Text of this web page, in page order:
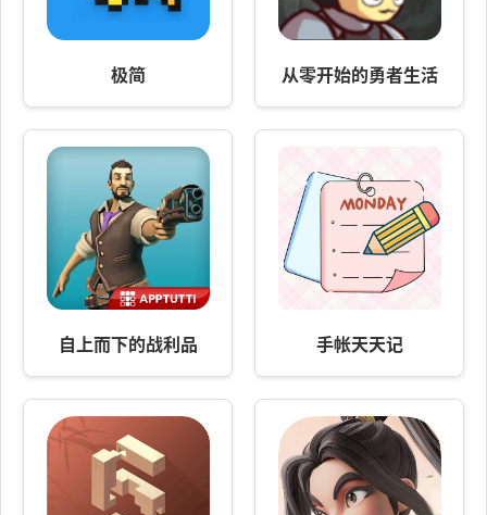
极简 从零开始的勇者生活
自上而下的战利品 手帐天天记